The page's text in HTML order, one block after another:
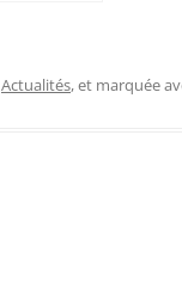
Actualités, et marquée